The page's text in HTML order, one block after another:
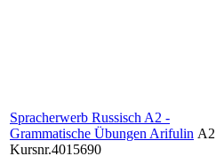
Spracherwerb Russisch A2 -
Grammatische Übungen Arifulin
Kursnr.4015690
A2